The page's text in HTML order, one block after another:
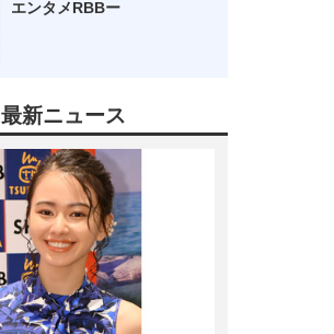
エンタメRBBー
最新ニュース